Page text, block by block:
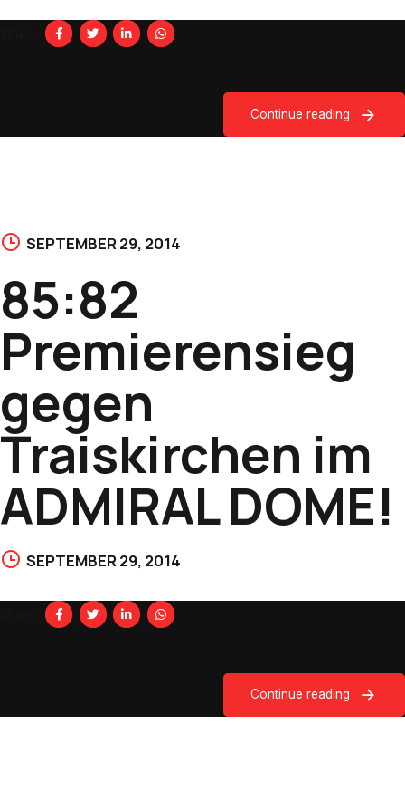
Continue reading
SEPTEMBER 29, 2014
85:82
Premierensieg
gegen
Traiskirchen im
ADMIRAL DOME!
SEPTEMBER 29, 2014
Continue reading